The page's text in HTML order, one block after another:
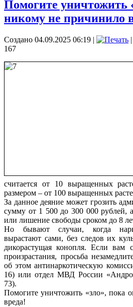
Помогите уничтожить
никому не причинило
Создано 04.09.2025 06:19 | |
167
считается от 10 выращенных
размером – от 100 выращенных
За данное деяние может грозить
сумму от 1 500 до 300 000 рублей,
или лишение свободы сроком до 8
Но бывают случаи, когда
вырастают сами, без следов их
дикорастущая конопля. Если вам
произрастания, просьба
об этом антинаркотическую
16) или отдел МВД России
73).
Помогите уничтожить «зло», пока
вреда!